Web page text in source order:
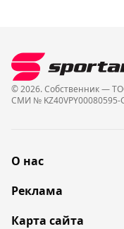
© 2026. Собственник —
СМИ № KZ40VPY00080595-
О нас
Реклама
Карта сайта